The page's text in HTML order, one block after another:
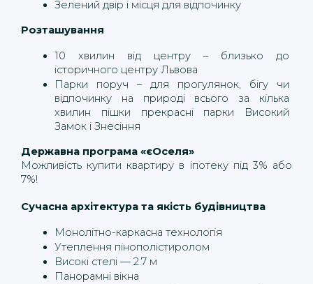
Зелений двір і місця для відпочинку
Розташування
10 хвилин від центру – близько до
історичного центру Львова
Парки поруч – для прогулянок, бігу чи
відпочинку на природі всього за кілька
хвилин пішки прекрасні парки Високий
Замок і Знесіння
Державна програма «єОселя»
Можливість купити квартиру в іпотеку під 3% або
7%!
Сучасна архітектура та якість будівництва
Монолітно-каркасна технологія
Утеплення пінополістиролом
Високі стелі — 2.7 м
Панорамні вікна